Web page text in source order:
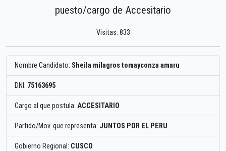
puesto/cargo de Accesitario
Visitas: 833
Nombre Candidato: Sheila milagros tomayconza amaru
DNI: 75163695
Cargo al que postula: ACCESITARIO
Partido/Mov. que representa: JUNTOS POR EL PERU
Gobierno Regional: CUSCO